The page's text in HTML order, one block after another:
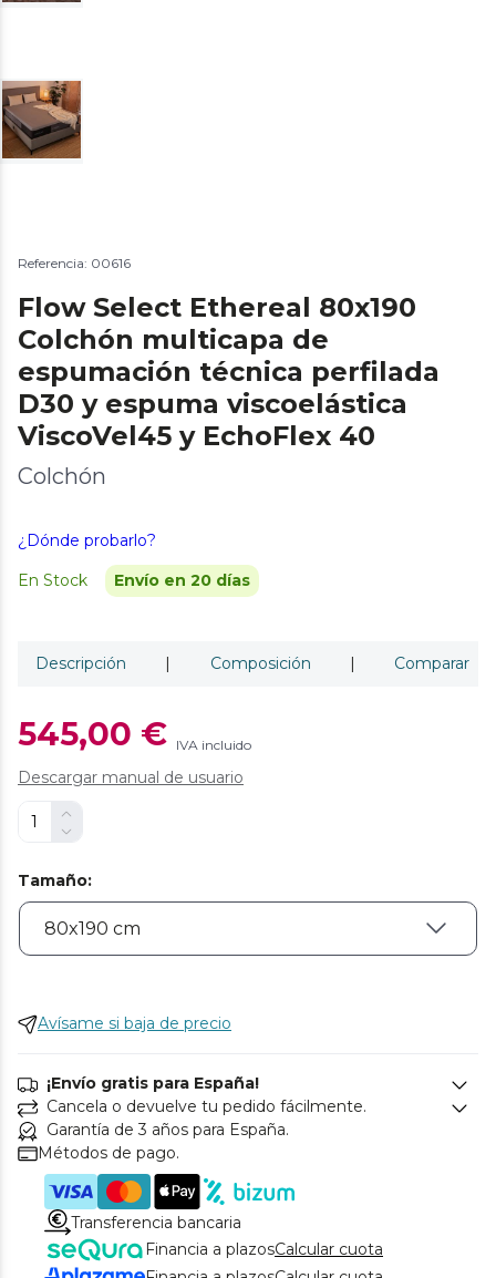
Referencia: 00616
Flow Select Ethereal 80x190
Colchón multicapa de
espumación técnica perfilada
D30 y espuma viscoelástica
ViscoVel45 y EchoFlex 40
Colchón
¿Dónde probarlo?
En Stock
Envío en 20 días
Descripción | Composición | Comparar
545,00 € IVA incluido
Descargar manual de usuario
Tamaño:
Avísame si baja de precio
¡Envío gratis para España!
Cancela o devuelve tu pedido fácilmente.
Garantía de 3 años para España.
Métodos de pago.
Transferencia bancaria
Financia a plazosCalcular cuota